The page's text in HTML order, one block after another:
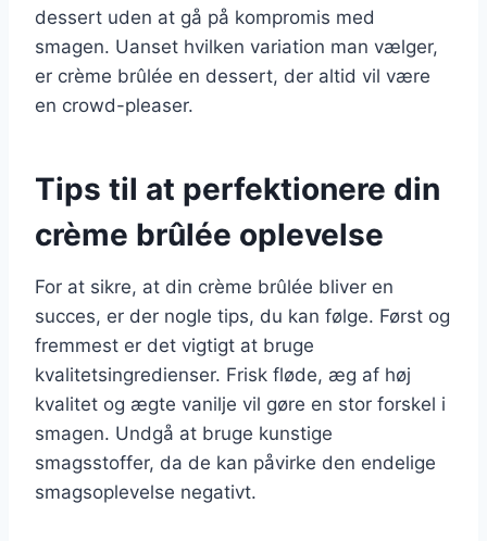
dessert uden at gå på kompromis med
smagen. Uanset hvilken variation man vælger,
er crème brûlée en dessert, der altid vil være
en crowd-pleaser.
Tips til at perfektionere din
crème brûlée oplevelse
For at sikre, at din crème brûlée bliver en
succes, er der nogle tips, du kan følge. Først og
fremmest er det vigtigt at bruge
kvalitetsingredienser. Frisk fløde, æg af høj
kvalitet og ægte vanilje vil gøre en stor forskel i
smagen. Undgå at bruge kunstige
smagsstoffer, da de kan påvirke den endelige
smagsoplevelse negativt.